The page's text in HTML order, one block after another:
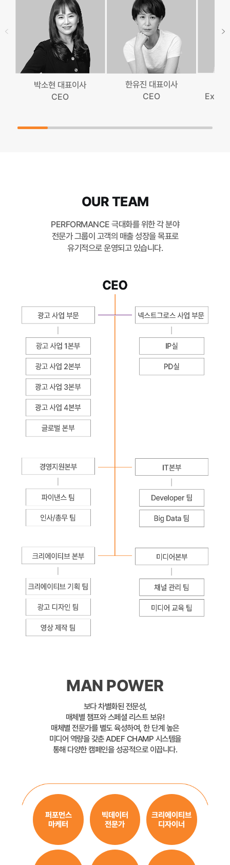
박소현 대표이사
CEO
한유진 대표이사
CEO
OUR TEAM
PERFORMANCE 극대화를 위한 각 분야
전문가 그룹이 고객의 매출 성장을 목표로
유기적으로 운영되고 있습니다.
MAN POWER
보다 차별화된 전문성,
매체별 챔프와 스페셜 리스트 보유!
매체별 전문가를 별도 육성하여, 한 단계 높은
미디어 역량을 갖춘 ADEF CHAMP 시스템을
통해 다양한 캠페인을 성공적으로 이끕니다.
퍼포먼스
마케터
빅데이터
전문가
크리에이티브
디자이너